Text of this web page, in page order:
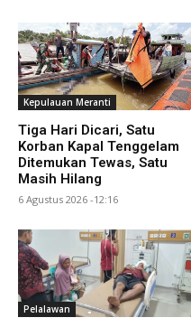
Kepulauan Meranti
Tiga Hari Dicari, Satu
Korban Kapal Tenggelam
Ditemukan Tewas, Satu
Masih Hilang
6 Agustus 2026 -12:16
Pelalawan